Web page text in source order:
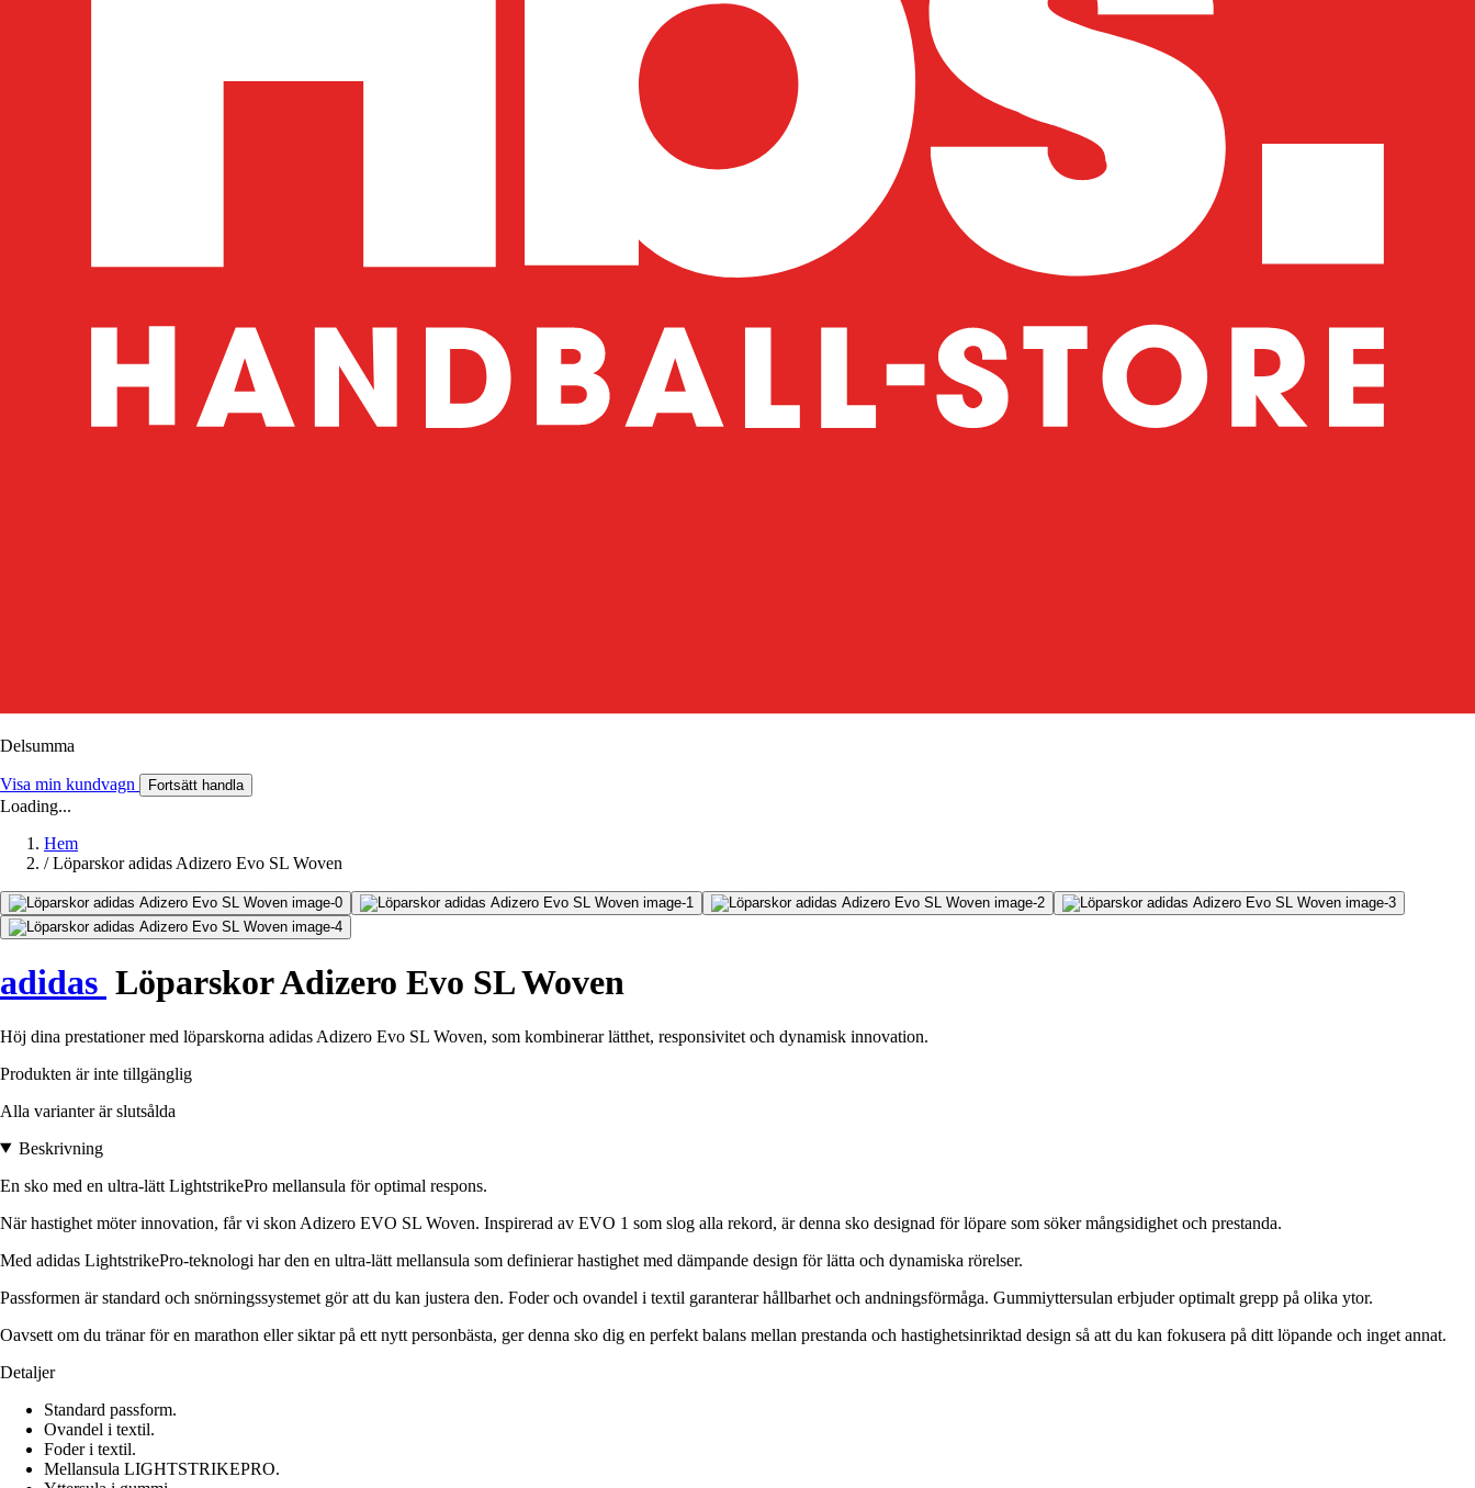
Delsumma
Visa min kundvagn Fortsätt handla
Loading...
Hem
/ Löparskor adidas Adizero Evo SL Woven
adidas Löparskor Adizero Evo SL Woven
Höj dina prestationer med löparskorna adidas Adizero Evo SL Woven, som kombinerar lätthet, responsivitet och dynamisk innovation.
Produkten är inte tillgänglig
Alla varianter är slutsålda
Beskrivning
En sko med en ultra-lätt LightstrikePro mellansula för optimal respons.
När hastighet möter innovation, får vi skon Adizero EVO SL Woven. Inspirerad av EVO 1 som slog alla rekord, är denna sko designad för löpare som söker mångsidighet och prestanda.
Med adidas LightstrikePro-teknologi har den en ultra-lätt mellansula som definierar hastighet med dämpande design för lätta och dynamiska rörelser.
Passformen är standard och snörningssystemet gör att du kan justera den. Foder och ovandel i textil garanterar hållbarhet och andningsförmåga. Gummiyttersulan erbjuder optimalt grepp på olika ytor.
Oavsett om du tränar för en marathon eller siktar på ett nytt personbästa, ger denna sko dig en perfekt balans mellan prestanda och hastighetsinriktad design så att du kan fokusera på ditt löpande och inget annat.
Detaljer
Standard passform.
Ovandel i textil.
Foder i textil.
Mellansula LIGHTSTRIKEPRO.